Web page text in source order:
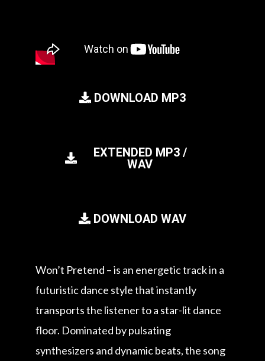
DOWNLOAD MP3
EXTENDED MP3 /
WAV
DOWNLOAD WAV
Won’t Pretend – is an energetic track in a
futuristic dance style that instantly
transports the listener to a star-lit dance
floor. Dominated by pulsating
synthesizers and dynamic beats, the song